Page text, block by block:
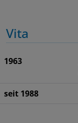
Vita
1963
seit 1988